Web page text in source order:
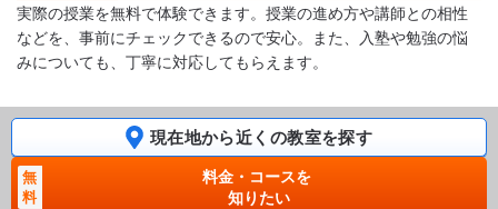
実際の授業を無料で体験できます。授業の進め方や講師との相性
などを、事前にチェックできるので安心。また、入塾や勉強の悩
みについても、丁寧に対応してもらえます。
現在地から近くの教室を探す
無
料
料金・コースを
知りたい